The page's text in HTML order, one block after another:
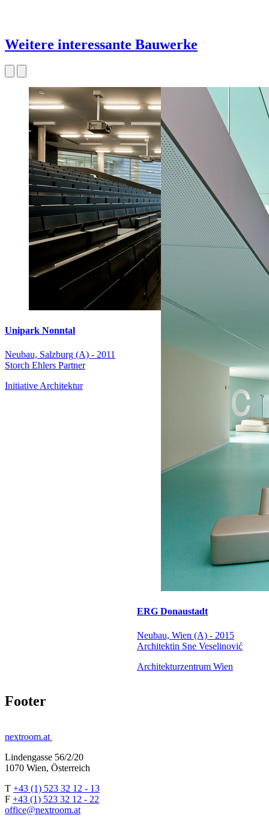
Weitere interessante Bauwerke
Unipark Nonntal
Neubau, Salzburg (A) - 2011
Storch Ehlers Partner
Initiative Architektur
ERG Donaustadt
Neubau, Wien (A) - 2015
Architektin Sne Veselinović
Architekturzentrum Wien
Footer
nextroom.at
Lindengasse 56/2/20
1070 Wien, Österreich
T +43 (1) 523 32 12 - 13
F +43 (1) 523 32 12 - 22
office@nextroom.at